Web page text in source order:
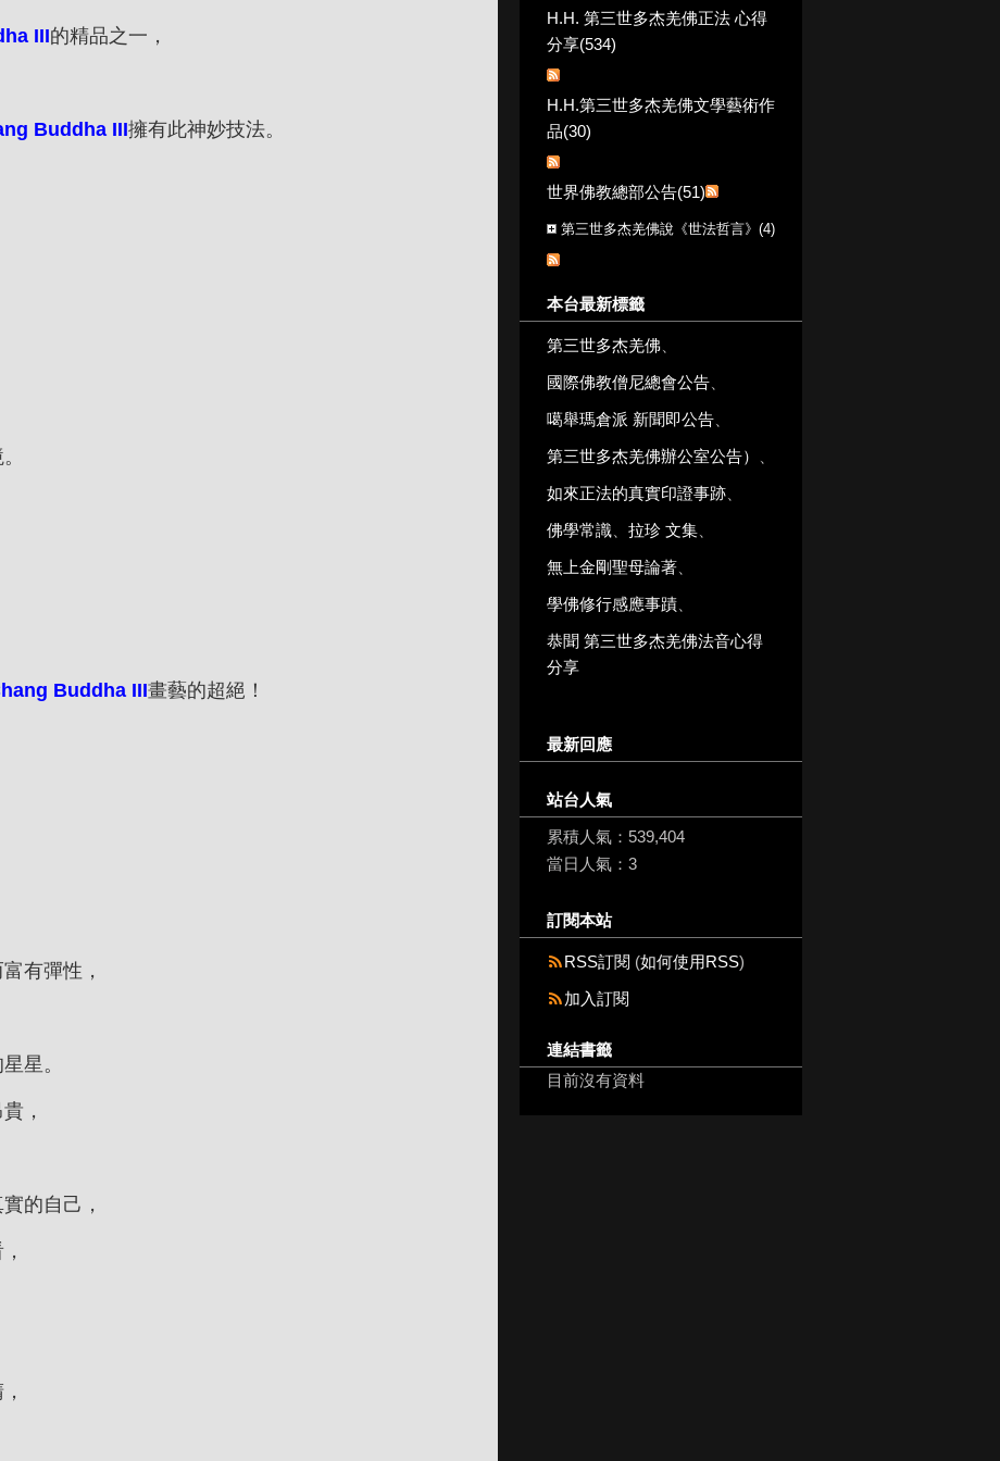
III的精品之一，
Buddha III擁有此神妙技法。
Buddha III畫藝的超絕！
有彈性，
星。
，
的自己，
H.H. 第三世多杰羌佛正法 心得
分享(534)
H.H.第三世多杰羌佛文學藝術作
品(30)
世界佛教總部公告(51)
第三世多杰羌佛說《世法哲言》(4)
本台最新標籤
第三世多杰羌佛
國際佛教僧尼總會公告
噶舉瑪倉派 新聞即公告
第三世多杰羌佛辦公室公告）
如來正法的真實印證事跡
佛學常識
拉珍 文集
無上金剛聖母論著
學佛修行感應事蹟
恭聞 第三世多杰羌佛法音心得
分享
最新回應
站台人氣
累積人氣： 539,404
當日人氣： 3
訂閱本站
RSS訂閱 (如何使用RSS)
加入訂閱
連結書籤
目前沒有資料